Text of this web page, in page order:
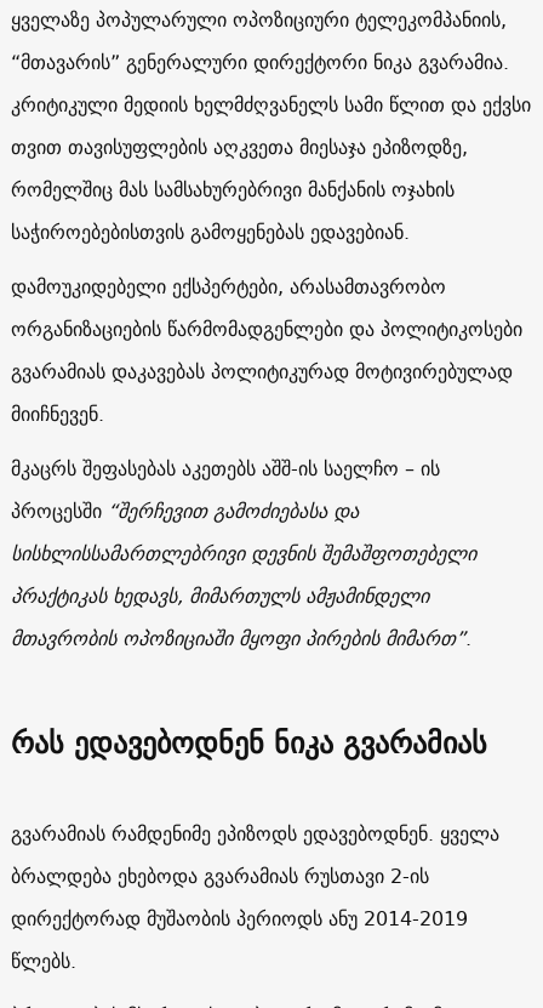
ყველაზე პოპულარული ოპოზიციური ტელეკომპანიის,
“მთავარის” გენერალური დირექტორი ნიკა გვარამია.
კრიტიკული მედიის ხელმძღვანელს სამი წლით და ექვსი
თვით თავისუფლების აღკვეთა მიესაჯა ეპიზოდზე,
რომელშიც მას სამსახურებრივი მანქანის ოჯახის
საჭიროებებისთვის გამოყენებას ედავებიან.
დამოუკიდებელი ექსპერტები, არასამთავრობო
ორგანიზაციების წარმომადგენლები და პოლიტიკოსები
გვარამიას დაკავებას პოლიტიკურად მოტივირებულად
მიიჩნევენ.
მკაცრს შეფასებას აკეთებს აშშ-ის საელჩო – ის
პროცესში “შერჩევით გამოძიებასა და
სისხლისსამართლებრივი დევნის შემაშფოთებელი
პრაქტიკას ხედავს, მიმართულს ამჟამინდელი
მთავრობის ოპოზიციაში მყოფი პირების მიმართ”.
რას ედავებოდნენ ნიკა გვარამიას
გვარამიას რამდენიმე ეპიზოდს ედავებოდნენ. ყველა
ბრალდება ეხებოდა გვარამიას რუსთავი 2-ის
დირექტორად მუშაობის პერიოდს ანუ 2014-2019
წლებს.